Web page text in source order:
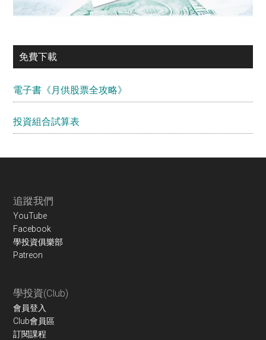
免費下載
電子書《月供股票全攻略》
投資組合試算表
Footer
追蹤我們
YouTube
Facebook
學投資俱樂部
Patreon
學投資(Club)
會員登入
Club會員區
訂閱課程